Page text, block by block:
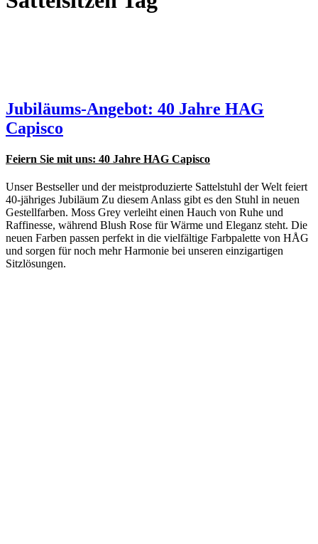
Jubiläums-Angebot: 40 Jahre HAG
Capisco
Feiern Sie mit uns: 40 Jahre HAG Capisco
Unser Bestseller und der meistproduzierte Sattelstuhl der Welt feiert
40-jähriges Jubiläum Zu diesem Anlass gibt es den Stuhl in neuen
Gestellfarben. Moss Grey verleiht einen Hauch von Ruhe und
Raffinesse, während Blush Rose für Wärme und Eleganz steht. Die
neuen Farben passen perfekt in die vielfältige Farbpalette von HÅG
und sorgen für noch mehr Harmonie bei unseren einzigartigen
Sitzlösungen.